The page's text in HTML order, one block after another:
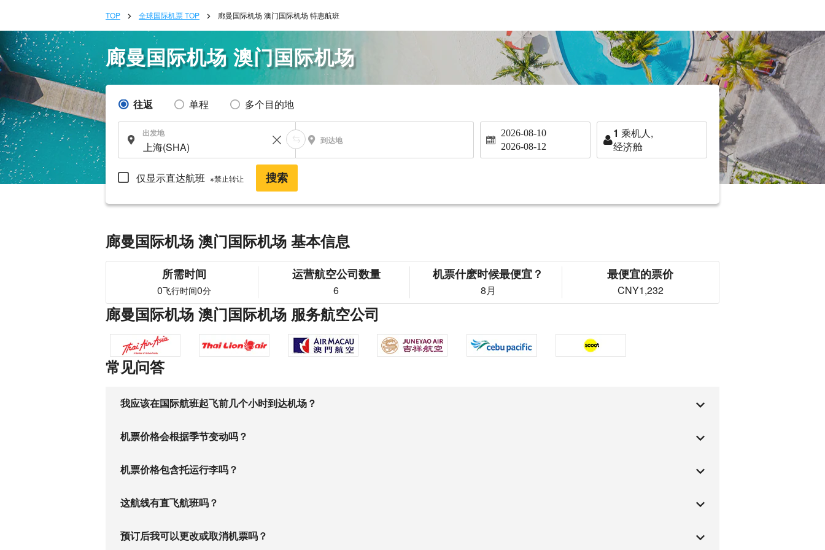
TOP 全球国际机票 TOP 廊曼国际机场 澳门国际机场 特惠航班
廊曼国际机场 澳门国际机场
往返 单程 多个目的地
出发地
到达地
2026-08-10
2026-08-12
1 乘机人,
经济舱
仅显示直达航班 ※禁止转让 搜索
廊曼国际机场 澳门国际机场 基本信息
所需时间
0飞行时间0分
运营航空公司数量
6
机票什麽时候最便宜？
8月
最便宜的票价
CNY1,232
廊曼国际机场 澳门国际机场 服务航空公司
常见问答
我应该在国际航班起飞前几个小时到达机场？
机票价格会根据季节变动吗？
机票价格包含托运行李吗？
这航线有直飞航班吗？
预订后我可以更改或取消机票吗？